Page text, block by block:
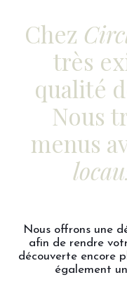
Chez
très
qualité
Nous
menus
Nous offrons une
afin de rendre
découverte encore
également